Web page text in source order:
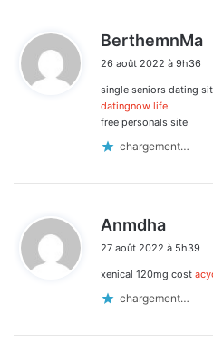
BerthemnMa
26 août 2022 à 9h36
single seniors dating
datingnow life
free personals site
chargement…
Anmdha
t
27 août 2022 à 5h39
xenical 120mg cost
chargement…